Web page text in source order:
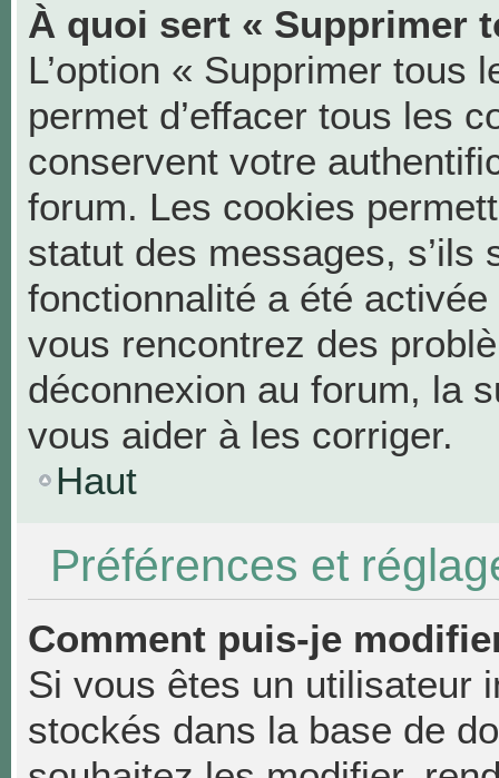
À quoi sert « Supprimer
L’option « Supprimer tous
permet d’effacer tous les
conservent votre
forum. Les cookies
statut des messages,
fonctionnalité a été
vous rencontrez des
déconnexion au forum, la
vous aider à les corriger.
Haut
Préférences et
Comment puis-je
Si vous êtes un utilisateur
stockés dans la base de